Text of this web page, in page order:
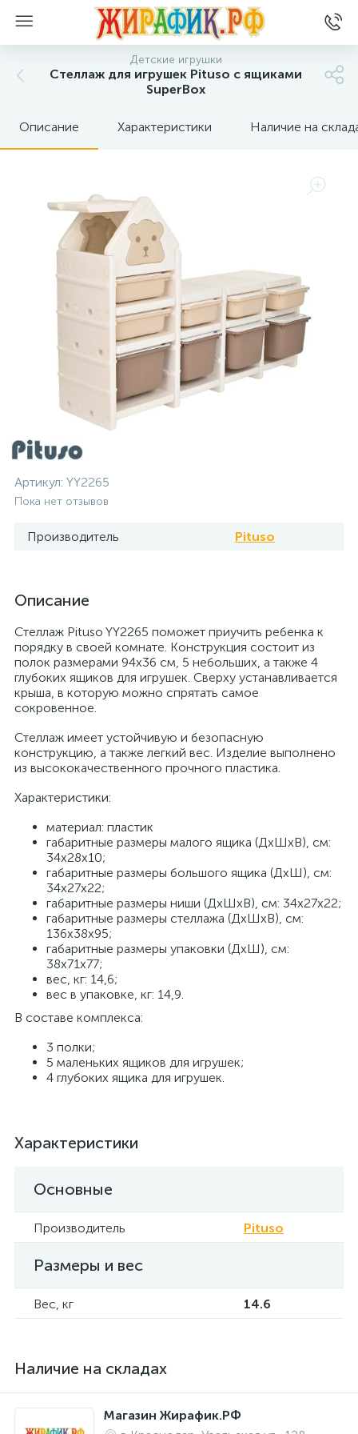
Детские игрушки
Стеллаж для игрушек Pituso с ящиками
SuperBox
Описание Характеристики Наличие на
Артикул: YY2265
Пока нет отзывов
Производитель Pituso
Описание
Стеллаж Pituso YY2265 поможет приучить ребенка к
порядку в своей комнате. Конструкция состоит из
полок размерами 94х36 см, 5 небольших, а также 4
глубоких ящиков для игрушек. Сверху устанавливается
крыша, в которую можно спрятать самое
сокровенное.
Стеллаж имеет устойчивую и безопасную
конструкцию, а также легкий вес. Изделие выполнено
из высококачественного прочного пластика.
Характеристики:
материал: пластик
габаритные размеры малого ящика (ДхШхВ), см:
34х28х10;
габаритные размеры большого ящика (ДхШ), см:
34х27х22;
габаритные размеры ниши (ДхШхВ), см: 34х27х22;
габаритные размеры стеллажа (ДхШхВ), см:
136х38х95;
габаритные размеры упаковки (ДхШ), см:
38х71х77;
вес, кг: 14,6;
вес в упаковке, кг: 14,9.
В составе комплекса:
3 полки;
5 маленьких ящиков для игрушек;
4 глубоких ящика для игрушек.
Характеристики
Основные
Производитель Pituso
Размеры и вес
Вес, кг 14.6
Наличие на складах
Магазин Жирафик.РФ